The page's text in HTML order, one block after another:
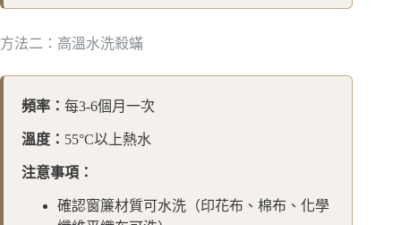
方法二：高溫水洗殺蟎
頻率： 每3-6個月一次
溫度： 55°C以上熱水
注意事項：
確認窗簾材質可水洗（印花布、棉布、化學